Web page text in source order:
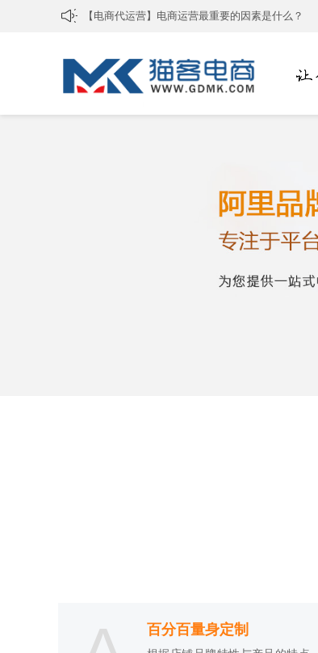
如何判断天猫代运营公司是否专业？
[淘宝代运营公司]网店运营需要抓好的核心
[淘宝代运营]提升淘宝宝贝排名要掌握哪些技巧
[电商代运营]怎么做好电商运营？
[拼多多代运营]为何拼多多电商平台越来越火？
[淘宝代运营公司]淘宝如何做好精细化运营？
百分百量身定制